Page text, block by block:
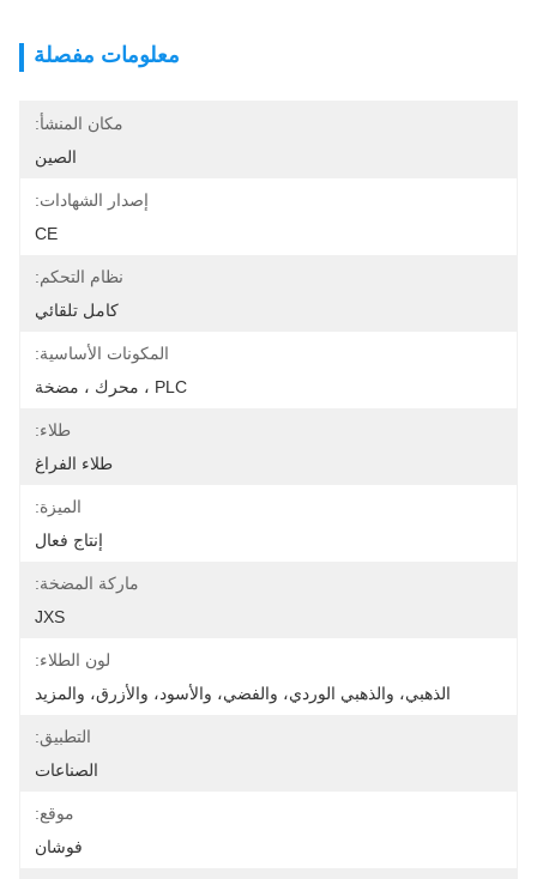
معلومات مفصلة
مكان المنشأ:
الصين
إصدار الشهادات:
CE
نظام التحكم:
كامل تلقائي
المكونات الأساسية:
PLC ، محرك ، مضخة
طلاء:
طلاء الفراغ
الميزة:
إنتاج فعال
ماركة المضخة:
JXS
لون الطلاء:
الذهبي، والذهبي الوردي، والفضي، والأسود، والأزرق، والمزيد
التطبيق:
الصناعات
موقع:
فوشان